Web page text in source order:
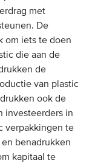
met
De
om iets te doen
die aan de
de
van plastic
ook de
investeerders in
verpakkingen te
benadrukken
kapitaal te